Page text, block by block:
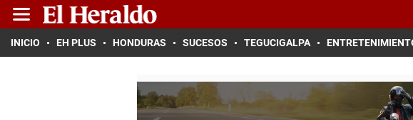
INICIO EH PLUS HONDURAS SUCESOS TEGUCIGALPA